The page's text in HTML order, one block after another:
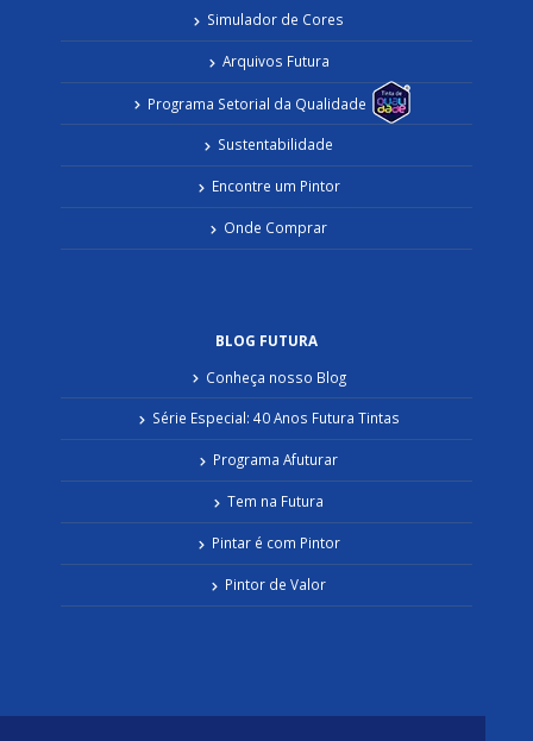
Simulador de Cores
Arquivos Futura
Programa Setorial da Qualidade
Sustentabilidade
Encontre um Pintor
Onde Comprar
BLOG FUTURA
Conheça nosso Blog
Série Especial: 40 Anos Futura Tintas
Programa Afuturar
Tem na Futura
Pintar é com Pintor
Pintor de Valor